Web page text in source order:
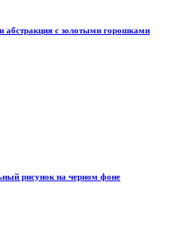
абстракция с золотыми горошками
рисунок на черном фоне